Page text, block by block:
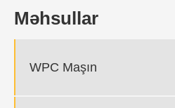
Məhsullar
WPC Maşın